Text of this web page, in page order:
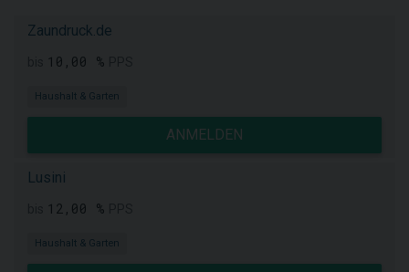
Zaundruck.de
10,00 %
Haushalt & Garten
ANMELDEN
Lusini
12,00 %
Haushalt & Garten